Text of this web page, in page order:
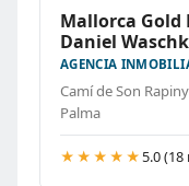
Mallorca Gold
Daniel
AGENCIA
Camí de Son
Palma
★★★★★ 5.0